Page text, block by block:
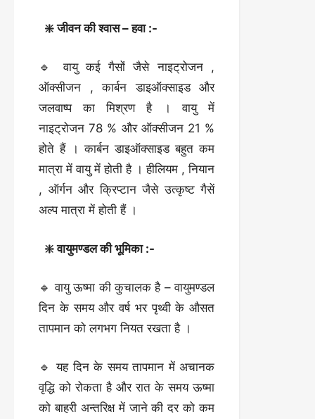
❇️ जीवन की श्वास – हवा :-
🔹 वायु कई गैसों जैसे नाइट्रोजन ,
ऑक्सीजन , कार्बन डाइऑक्साइड और
जलवाष्प का मिश्रण है । वायु में
नाइट्रोजन 78 % और ऑक्सीजन 21 %
होते हैं । कार्बन डाइऑक्साइड बहुत कम
मात्रा में वायु में होती है । हीलियम , नियान
, ऑर्गन और क्रिप्टान जैसे उत्कृष्ट गैसें
अल्प मात्रा में होती हैं ।
❇️ वायुमण्डल की भूमिका :-
🔹 वायु ऊष्मा की कुचालक है – वायुमण्डल
दिन के समय और वर्ष भर पृथ्वी के औसत
तापमान को लगभग नियत रखता है ।
🔹 यह दिन के समय तापमान में अचानक
वृद्धि को रोकता है और रात के समय ऊष्मा
को बाहरी अन्तरिक्ष में जाने की दर को कम